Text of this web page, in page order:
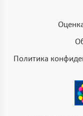
Политика